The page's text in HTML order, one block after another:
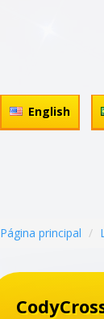
English
Página principal